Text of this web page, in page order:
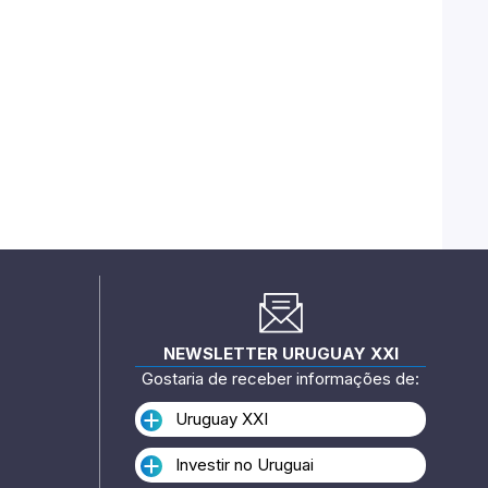
NEWSLETTER URUGUAY XXI
Gostaria de receber informações de:
Uruguay XXI
Investir no Uruguai